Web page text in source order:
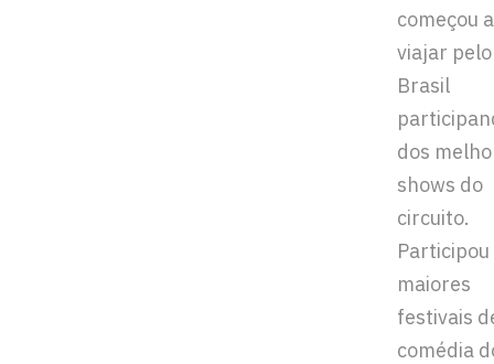
começou a
viajar pelo
Brasil
dos
shows do
circuito.
Participou
maiores
festivais
comédia